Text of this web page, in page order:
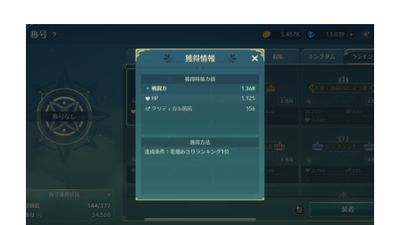
へ
の